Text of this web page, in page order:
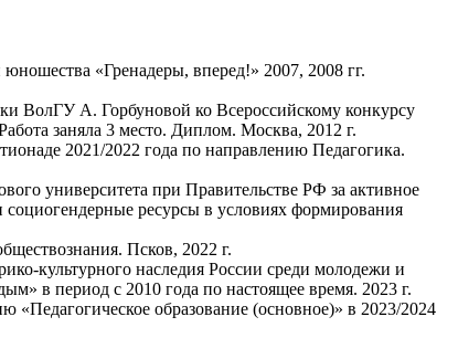
«Гренадеры, вперед!» 2007, 2008 гг.
ВолГУ А. Горбуновой ко Всероссийскому конкурсу
заняла 3 место. Диплом. Москва, 2012 г.
2021/2022 года по направлению Педагогика.
университета при Правительстве РФ за активное
ресурсы в условиях формирования
Псков, 2022 г.
культурного наследия России среди молодежи и
в период с 2010 года по настоящее время. 2023 г.
«Педагогическое образование (основное)» в 2023/2024